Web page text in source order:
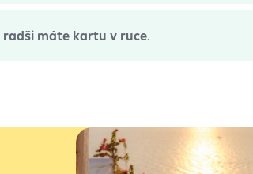
radši máte kartu v ruce.